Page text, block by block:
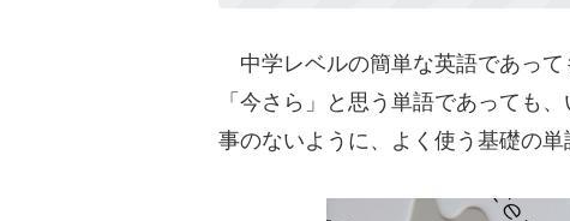
中学レベルの簡単な英語であって
「今さら」と思う単語であっても
事のないように、よく使う基礎の単